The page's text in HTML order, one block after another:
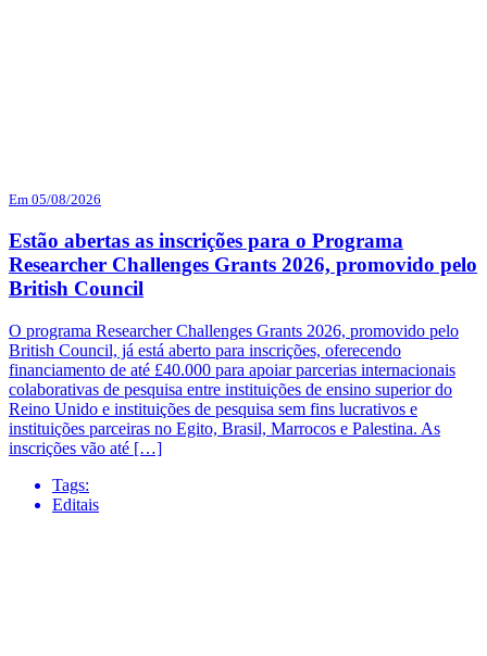
Em 05/08/2026
Estão abertas as inscrições para o Programa
Researcher Challenges Grants 2026, promovido pelo
British Council
O programa Researcher Challenges Grants 2026, promovido pelo
British Council, já está aberto para inscrições, oferecendo
financiamento de até £40.000 para apoiar parcerias internacionais
colaborativas de pesquisa entre instituições de ensino superior do
Reino Unido e instituições de pesquisa sem fins lucrativos e
instituições parceiras no Egito, Brasil, Marrocos e Palestina. As
inscrições vão até […]
Tags:
Editais